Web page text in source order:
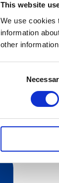
This website
We use cookies
information
other